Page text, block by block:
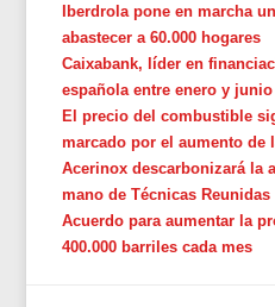
Iberdrola pone en marcha
abastecer a 60.000 hogares
Caixabank, líder en
española entre enero y junio
El precio del combustible
marcado por el aumento de
Acerinox descarbonizará la
mano de Técnicas Reunidas
Acuerdo para aumentar la
400.000 barriles cada mes